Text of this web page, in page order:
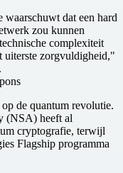
dat een hard
zou kunnen
complexiteit
uiterste zorgvuldigheid,"
de quantum revolutie.
(NSA) heeft al
cryptografie, terwijl
Flagship programma